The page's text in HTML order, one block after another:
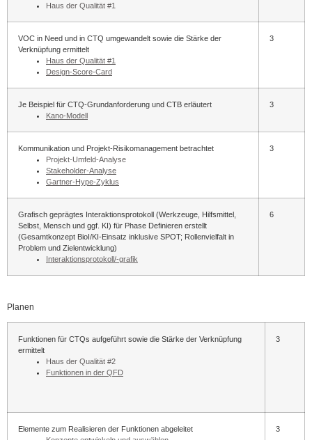
Haus der Qualität #1
VOC in Need und in CTQ umgewandelt sowie die Stärke der
Verknüpfung ermittelt
Haus der Qualität #1
Design-Score-Card
3
Je Beispiel für CTQ-Grundanforderung und CTB erläutert
Kano-Modell
3
Kommunikation und Projekt-Risikomanagement betrachtet
Projekt-Umfeld-Analyse
Stakeholder-Analyse
Gartner-Hype-Zyklus
3
Grafisch geprägtes Interaktionsprotokoll (Werkzeuge, Hilfsmittel,
Selbst, Mensch und ggf. KI) für Phase Definieren erstellt
(Gesamtkonzept BioI/KI-Einsatz inklusive SPOT; Rollenvielfalt in
Problem und Zielentwicklung)
Interaktionsprotokoll/-grafik
6
Planen
Funktionen für CTQs aufgeführt sowie die Stärke der Verknüpfung
ermittelt
Haus der Qualität #2
Funktionen in der QFD
3
Elemente zum Realisieren der Funktionen abgeleitet
3